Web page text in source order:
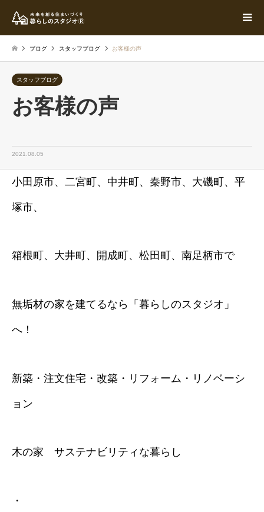
ブログ スタッフブログ お客様の声
スタッフブログ
お客様の声
2021.08.05
小田原市、二宮町、中井町、秦野市、大磯町、平
塚市、
箱根町、大井町、開成町、松田町、南足柄市で
無垢材の家を建てるなら「暮らしのスタジオ」
へ！
新築・注文住宅・改築・リフォーム・リノベーシ
ョン
木の家 サステナビリティな暮らし
・